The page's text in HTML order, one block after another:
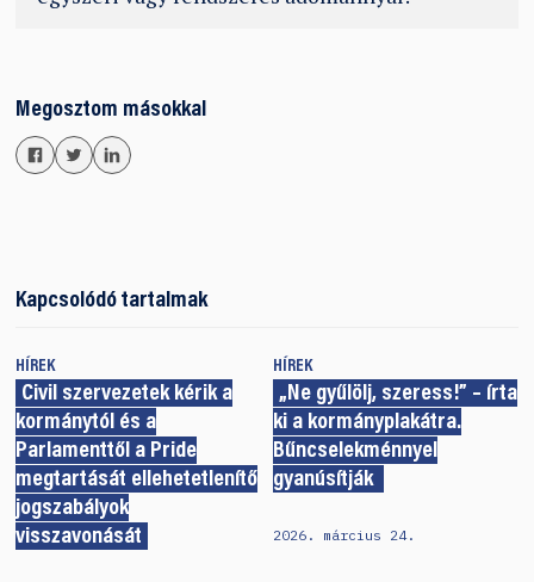
Megosztom másokkal
Kapcsolódó tartalmak
HÍREK
Civil szervezetek kérik a
kormánytól és a
Parlamenttől a Pride
megtartását ellehetetlenítő
jogszabályok
visszavonását
HÍREK
„Ne gyűlölj, szeress!” – írta
ki a kormányplakátra.
Bűncselekménnyel
gyanúsítják
2026. március 24.